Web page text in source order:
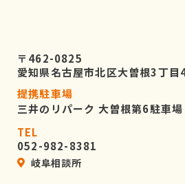
〒462-0825
愛知県名古屋市北区大曽根3丁
提携駐車場
三井のリパーク 大曽根第6駐車場
TEL
052-982-8381
岐阜相談所